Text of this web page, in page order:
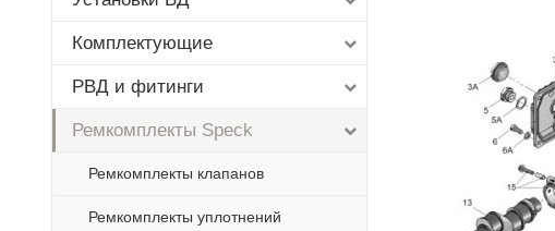
Комплектующие
РВД и фитинги
Ремкомплекты Speck
Ремкомплекты клапанов
Ремкомплекты уплотнений